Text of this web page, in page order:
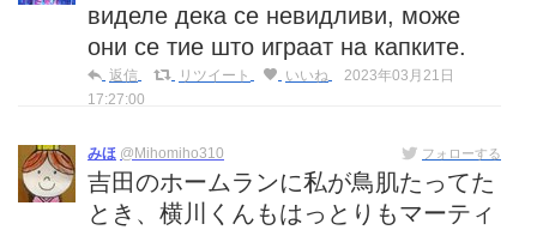
виделе дека се невидливи, може
они се тие што играат на капките.
返信 リツイート いいね
2023年03月21日
17:27:00
みほ @Mihomiho310 フォローする
吉田のホームランに私が鳥肌たってた
とき、横川くんもはっとりもマーティ